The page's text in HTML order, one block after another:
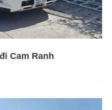
Cam Ranh